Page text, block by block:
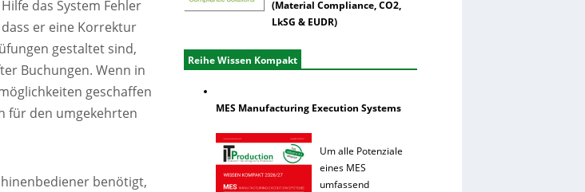
das System Fehler
er eine Korrektur
gestaltet sind,
Buchungen. Wenn in
geschaffen
für den umgekehrten
benötigt,
(Material Compliance, CO2,
LkSG & EUDR)
Reihe Wissen Kompakt
MES Manufacturing Execution Systems
Um alle Potenziale
eines MES
umfassend